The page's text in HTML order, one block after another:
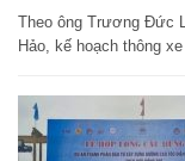
Theo ông Trương Đức
Hảo, kế hoạch thông